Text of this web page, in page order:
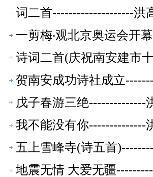
词二首--------------------洪
一剪梅‧观北京奥运会开
诗词二首(庆祝南安建市
贺南安成功诗社成立
戊子春游三绝--------------
我不能没有你--------------
五上雪峰寺(诗五首
地震无情 大爱无疆